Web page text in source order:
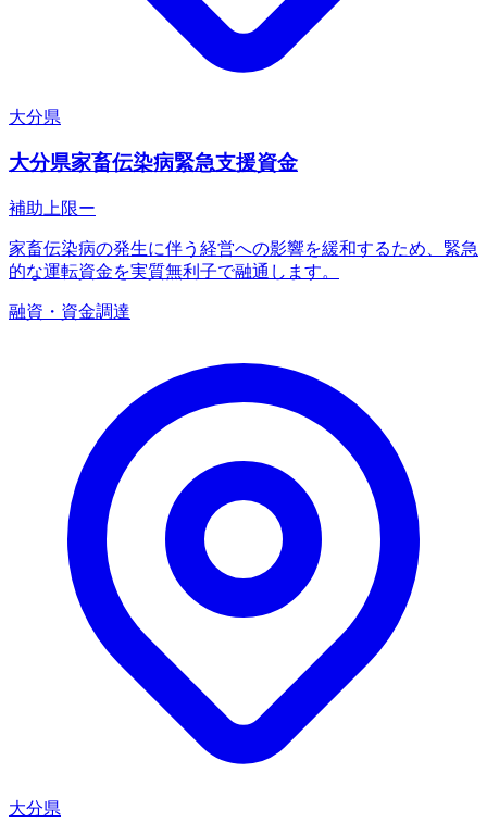
大分県
大分県家畜伝染病緊急支援資金
補助上限ー
家畜伝染病の発生に伴う経営への影響を緩和するため、緊急
的な運転資金を実質無利子で融通します。
融資・資金調達
大分県